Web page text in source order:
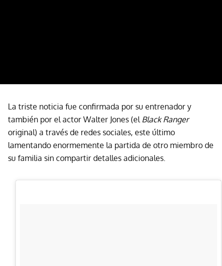
La triste noticia fue confirmada por su entrenador y
también por el actor Walter Jones (el Black Ranger
original) a través de redes sociales, este último
lamentando enormemente la partida de otro miembro de
su familia sin compartir detalles adicionales.